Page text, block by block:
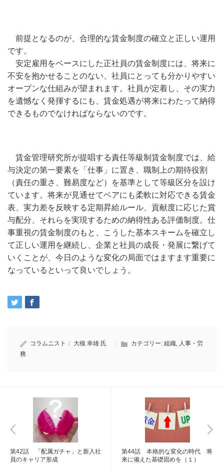
前提となるのが、合理的な賃金制度の確立と正しい運用
です。
安定雇用をベースにした正社員の賃金制度には、将来に
不安を抱かせることのない、社員にとっても分かりやすい
オープンな仕組みが望まれます。社員が定着し、その実力
を遺憾なく発揮するにも、賃金処遇が将来にわたって納得
できるものでなければならないのです。
賃金管理研究所が提唱する責任等級制賃金制度では、給
与決定の第一要素を「仕事」に置き、職制上の期待役割
（責任の重さ、難易度など）を基準として等級区分を設け
ています。将来が見通せてベアにも柔軟に対応できる賃金
表、実力差を反映する定期昇給ルール、貢献度に応じた賞
与配分、それらを実現するための納得性ある評価制度。仕
事重視の賃金制度のもと、こうした基本スキームを確立し
て正しい運用を継続し、企業と社員の成長・発展に繋げて
いくことが、今日のような変化の局面ではますます重要に
なっているといって良いでしょう。
コラムニスト： 大槻 幸雄 氏 カテゴリー: 組織, 人事・労
務
第42話 「配属ガチャ」と新入社
員のキャリア形成
第44話 本格的な変化の時代 将
来に備えた基礎固めを（１）